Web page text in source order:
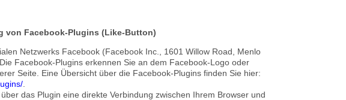
von Facebook-Plugins (Like-Button)
Netzwerks Facebook (Facebook Inc., 1601 Willow Road, Menlo
Facebook-Plugins erkennen Sie an dem Facebook-Logo oder
Seite. Eine Übersicht über die Facebook-Plugins finden Sie hier:
.
das Plugin eine direkte Verbindung zwischen Ihrem Browser und